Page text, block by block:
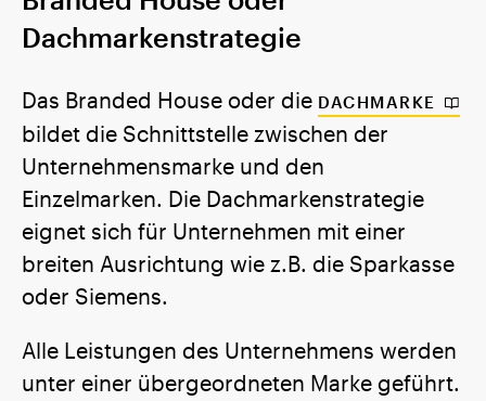
Dachmarkenstrategie
Das Branded House oder die DACHMARKE
bildet die Schnittstelle zwischen der
Unternehmensmarke und den
Einzelmarken. Die Dachmarkenstrategie
eignet sich für Unternehmen mit einer
breiten Ausrichtung wie z.B. die Sparkasse
oder Siemens.
Alle Leistungen des Unternehmens werden
unter einer übergeordneten Marke geführt.